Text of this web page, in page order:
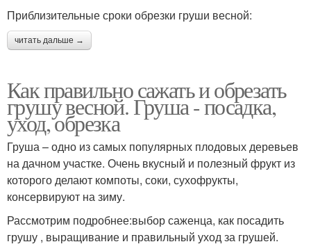
Приблизительные сроки обрезки груши весной:
читать дальше →
Как правильно сажать и обрезать
грушу весной. Груша - посадка,
уход, обрезка
Груша – одно из самых популярных плодовых деревьев
на дачном участке. Очень вкусный и полезный фрукт из
которого делают компоты, соки, сухофрукты,
консервируют на зиму.
Рассмотрим подробнее:выбор саженца, как посадить
грушу , выращивание и правильный уход за грушей.